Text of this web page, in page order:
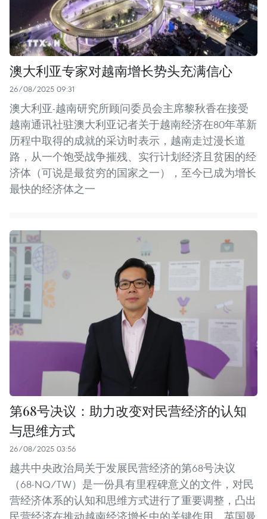
澳大利亚专家对越南增长势头充满信心
26/08/2025 09:31
澳大利亚-越南研究所顾问委员会主席黎秋香在接受
越南通讯社驻澳大利亚记者关于越南经济在80年革新
历程中取得的成就的采访时表示，越南走过漫长道
路，从一个饱受战争摧残、实行计划经济且贫困的经
济体（可说是最贫穷的国家之一），至今已成为增长
最快的经济体之一
第68号决议：助力改变对民营经济的认知
与思维方式
26/08/2025 03:56
越共中央政治局关于发展民营经济的第68号决议
（68-NQ/TW）是一份具有里程碑意义的文件，对民
营经济体系的认知和思维方式进行了重要调整，凸出
民营经济在推动越南经济增长中的关键作用。英国曼